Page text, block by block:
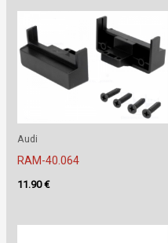
Audi
RAM-40.064
11.90€